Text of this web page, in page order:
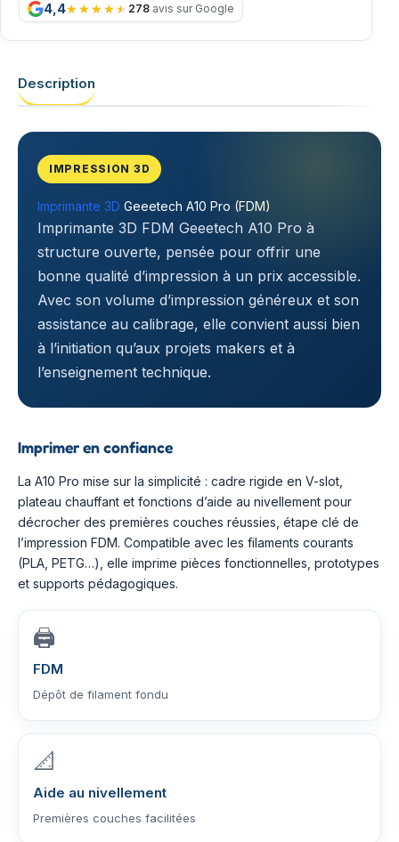
4,4 278 avis sur Google
Description
IMPRESSION 3D
Imprimante 3D Geeetech A10 Pro (FDM)
Imprimante 3D FDM Geeetech A10 Pro à
structure ouverte, pensée pour offrir une
bonne qualité d’impression à un prix accessible.
Avec son volume d’impression généreux et son
assistance au calibrage, elle convient aussi bien
à l’initiation qu’aux projets makers et à
l’enseignement technique.
Imprimer en confiance
La A10 Pro mise sur la simplicité : cadre rigide en V-slot,
plateau chauffant et fonctions d’aide au nivellement pour
décrocher des premières couches réussies, étape clé de
l’impression FDM. Compatible avec les filaments courants
(PLA, PETG…), elle imprime pièces fonctionnelles, prototypes
et supports pédagogiques.
🖨️
FDM
Dépôt de filament fondu
📐
Aide au nivellement
Premières couches facilitées